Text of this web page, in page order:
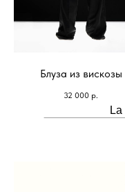
Блуза из вискозы
32 000 р.
La